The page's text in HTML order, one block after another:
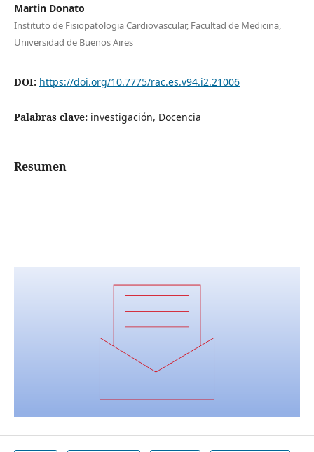
Martin Donato
Instituto de Fisiopatologia Cardiovascular, Facultad de Medicina,
Universidad de Buenos Aires
DOI: https://doi.org/10.7775/rac.es.v94.i2.21006
Palabras clave: investigación, Docencia
Resumen